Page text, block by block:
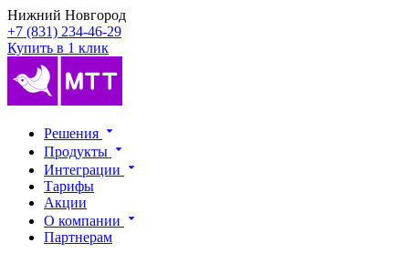
Нижний Новгород
+7 (831) 234-46-29
Купить в 1 клик
Решения
Продукты
Интеграции
Тарифы
Акции
О компании
Партнерам